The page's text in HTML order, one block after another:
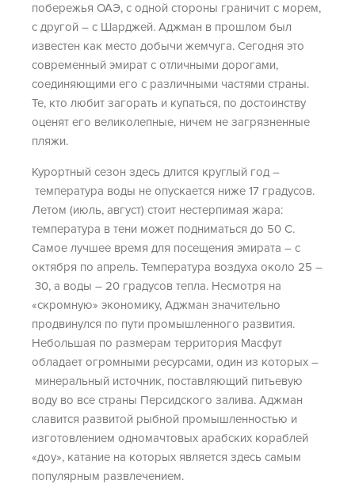
побережья ОАЭ, с одной стороны граничит с морем,
с другой – с Шарджей. Аджман в прошлом был
известен как место добычи жемчуга. Сегодня это
современный эмират с отличными дорогами,
соединяющими его с различными частями страны.
Те, кто любит загорать и купаться, по достоинству
оценят его великолепные, ничем не загрязненные
пляжи.
Курортный сезон здесь длится круглый год –
температура воды не опускается ниже 17 градусов.
Летом (июль, август) стоит нестерпимая жара:
температура в тени может подниматься до 50 С.
Самое лучшее время для посещения эмирата – с
октября по апрель. Температура воздуха около 25 –
30, а воды – 20 градусов тепла. Несмотря на
«скромную» экономику, Аджман значительно
продвинулся по пути промышленного развития.
Небольшая по размерам территория Масфут
обладает огромными ресурсами, один из которых –
минеральный источник, поставляющий питьевую
воду во все страны Персидского залива. Аджман
славится развитой рыбной промышленностью и
изготовлением одномачтовых арабских кораблей
«доу», катание на которых является здесь самым
популярным развлечением.